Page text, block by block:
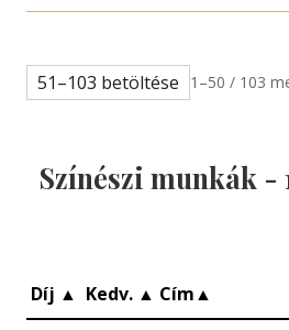
51–103 betöltése 1–50 / 103
Színészi munkák -
Díj ▲ Kedv. ▲ Cím▲